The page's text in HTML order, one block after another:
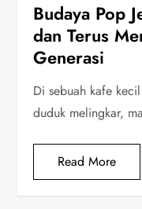
Budaya Pop
dan Terus
Generasi
Di sebuah kafe
duduk melingkar,
Read More